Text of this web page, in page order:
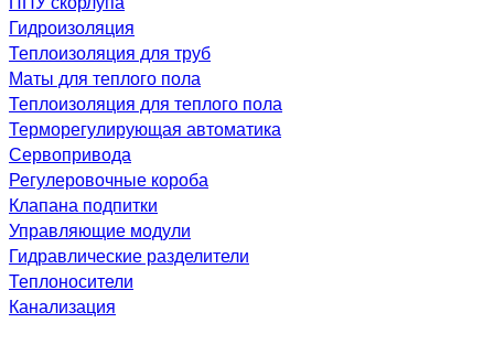
Гидроизоляция
Теплоизоляция для труб
Маты для теплого пола
Теплоизоляция для теплого пола
Терморегулирующая автоматика
Сервопривода
Регулеровочные короба
Клапана подпитки
Управляющие модули
Гидравлические разделители
Теплоносители
Канализация